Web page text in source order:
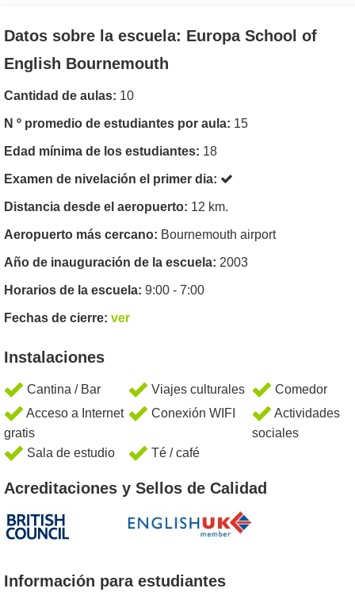
Datos sobre la escuela: Europa School of
English Bournemouth
Cantidad de aulas: 10
N º promedio de estudiantes por aula: 15
Edad mínima de los estudiantes: 18
Examen de nivelación el primer dia:
Distancia desde el aeropuerto: 12 km.
Aeropuerto más cercano: Bournemouth airport
Año de inauguración de la escuela: 2003
Horarios de la escuela: 9:00 - 7:00
Fechas de cierre: ver
Instalaciones
Cantina / Bar Viajes culturales
Comedor
Acceso a Internet
gratis
Conexión WIFI
Actividades
sociales
Sala de estudio
Té / café
Acreditaciones y Sellos de Calidad
Información para estudiantes